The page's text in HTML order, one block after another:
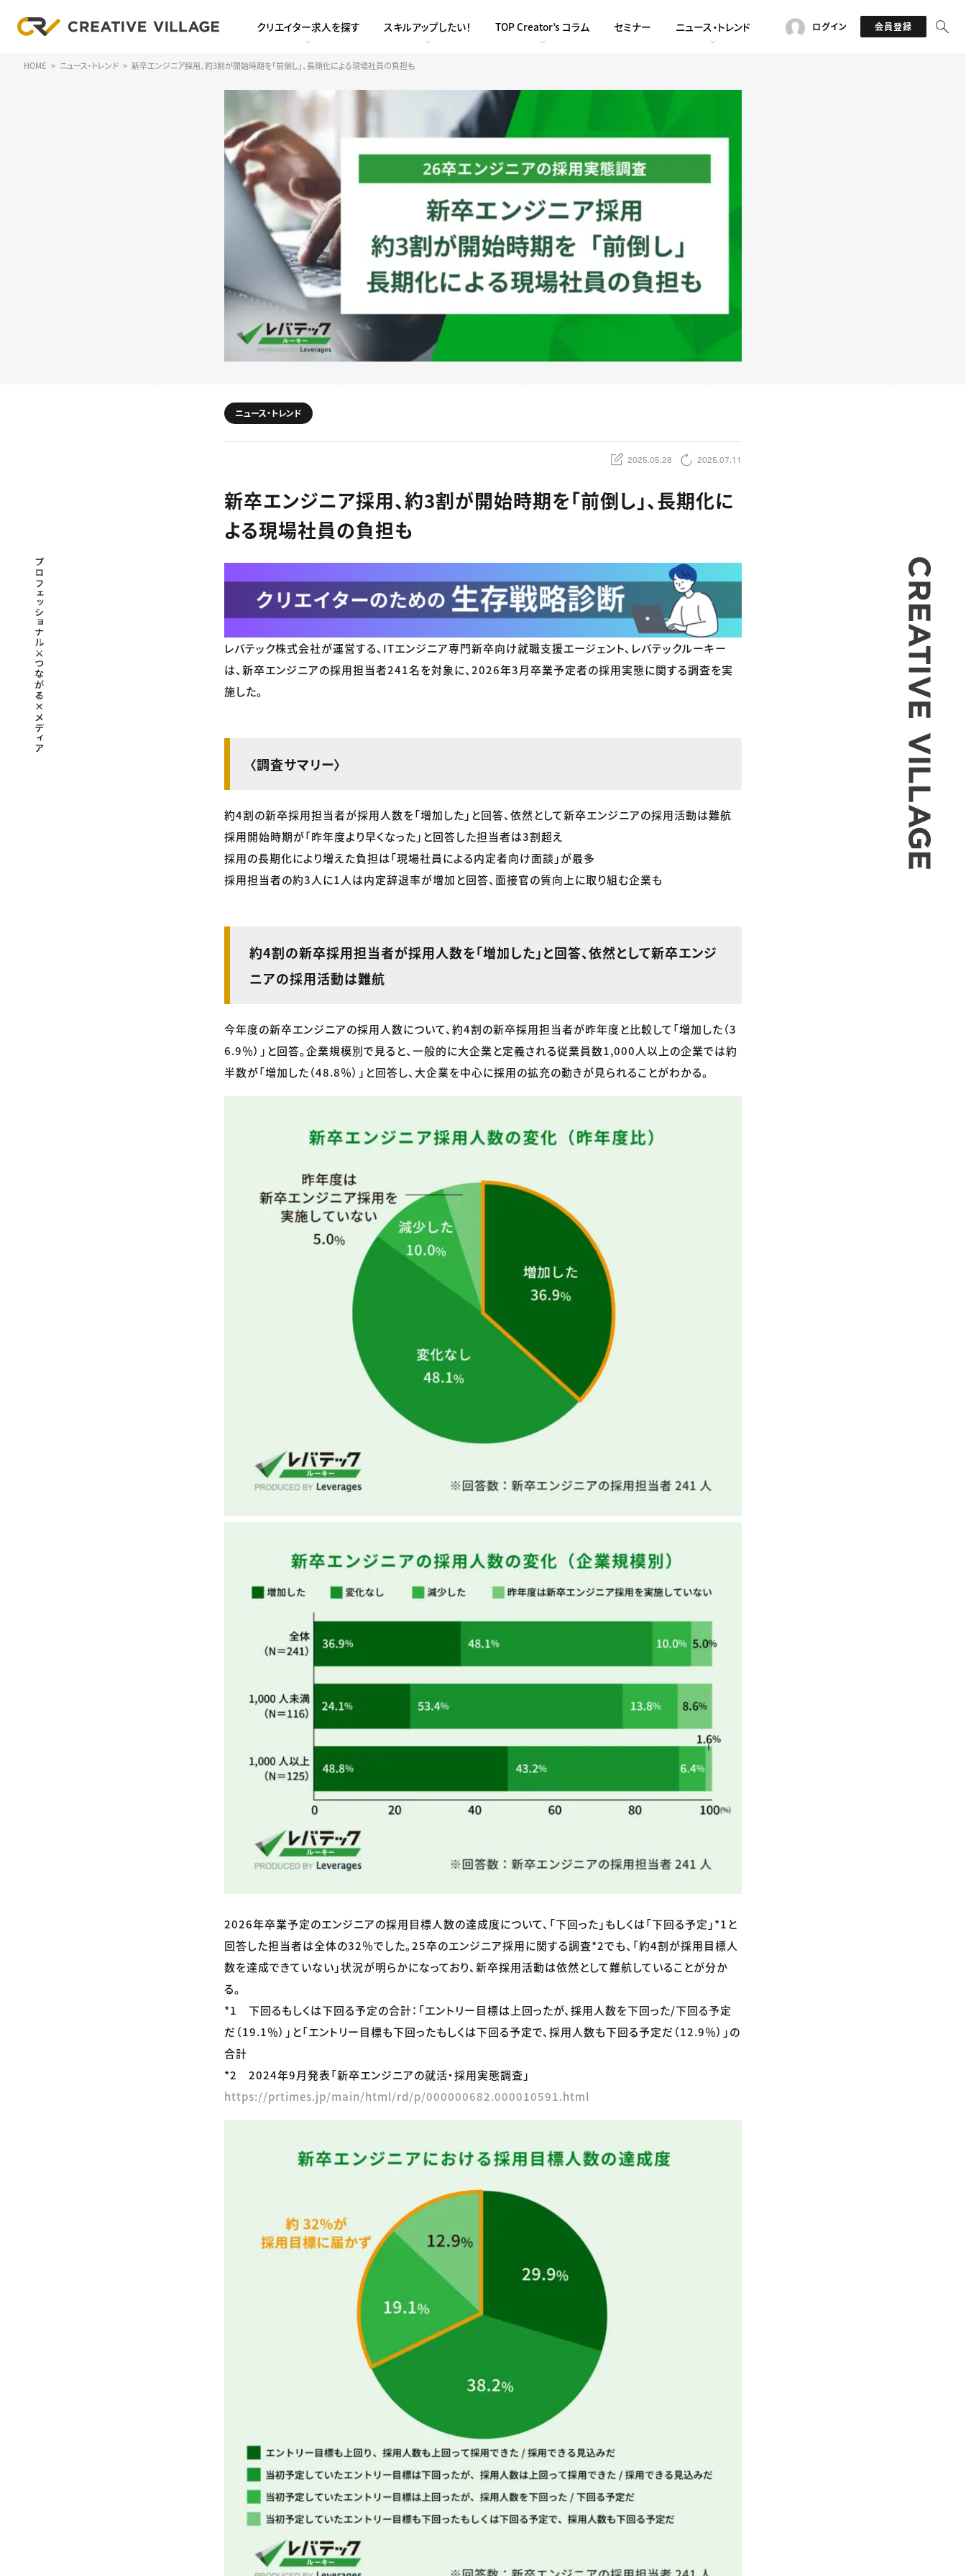
クリエイター求人を探す スキルアップしたい！ TOP Creator’s コラム セミナー ニュース・トレンド ログイン 会員登録
HOME ニュース・トレンド 新卒エンジニア採用、約3割が開始時期を「前倒し」、長期化による現場社員の負担も
プロフェッショナル×つながる×メディア
ニュース・トレンド
2025.05.28 2025.07.11
新卒エンジニア採用、約3割が開始時期を「前倒し」、長期化に
よる現場社員の負担も
レバテック株式会社が運営する、ITエンジニア専門新卒向け就職支援エージェント、レバテックルーキー
は、新卒エンジニアの採用担当者241名を対象に、2026年3月卒業予定者の採用実態に関する調査を実
施した。
〈調査サマリー〉
約4割の新卒採用担当者が採用人数を「増加した」と回答、依然として新卒エンジニアの採用活動は難航
採用開始時期が「昨年度より早くなった」と回答した担当者は3割超え
採用の長期化により増えた負担は「現場社員による内定者向け面談」が最多
採用担当者の約3人に1人は内定辞退率が増加と回答、面接官の質向上に取り組む企業も
約4割の新卒採用担当者が採用人数を「増加した」と回答、依然として新卒エンジ
ニアの採用活動は難航
今年度の新卒エンジニアの採用人数について、約4割の新卒採用担当者が昨年度と比較して「増加した（3
6.9％）」と回答。企業規模別で見ると、一般的に大企業と定義される従業員数1,000人以上の企業では約
半数が「増加した（48.8％）」と回答し、大企業を中心に採用の拡充の動きが見られることがわかる。
2026年卒業予定のエンジニアの採用目標人数の達成度について、「下回った」もしくは「下回る予定」*1と
回答した担当者は全体の32％でした。25卒のエンジニア採用に関する調査*2でも、「約4割が採用目標人
数を達成できていない」状況が明らかになっており、新卒採用活動は依然として難航していることが分か
る。
*1 下回るもしくは下回る予定の合計：「エントリー目標は上回ったが、採用人数を下回った/下回る予定
だ（19.1％）」と「エントリー目標も下回ったもしくは下回る予定で、採用人数も下回る予定だ（12.9％）」の
合計
*2 2024年9月発表「新卒エンジニアの就活・採用実態調査」
https://prtimes.jp/main/html/rd/p/000000682.000010591.html